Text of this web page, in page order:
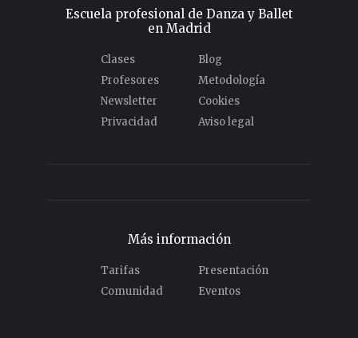
Escuela profesional de Danza y Ballet
en Madrid
Clases
Blog
Profesores
Metodología
Newsletter
Cookies
Privacidad
Aviso legal
Más información
Tarifas
Presentación
Comunidad
Eventos